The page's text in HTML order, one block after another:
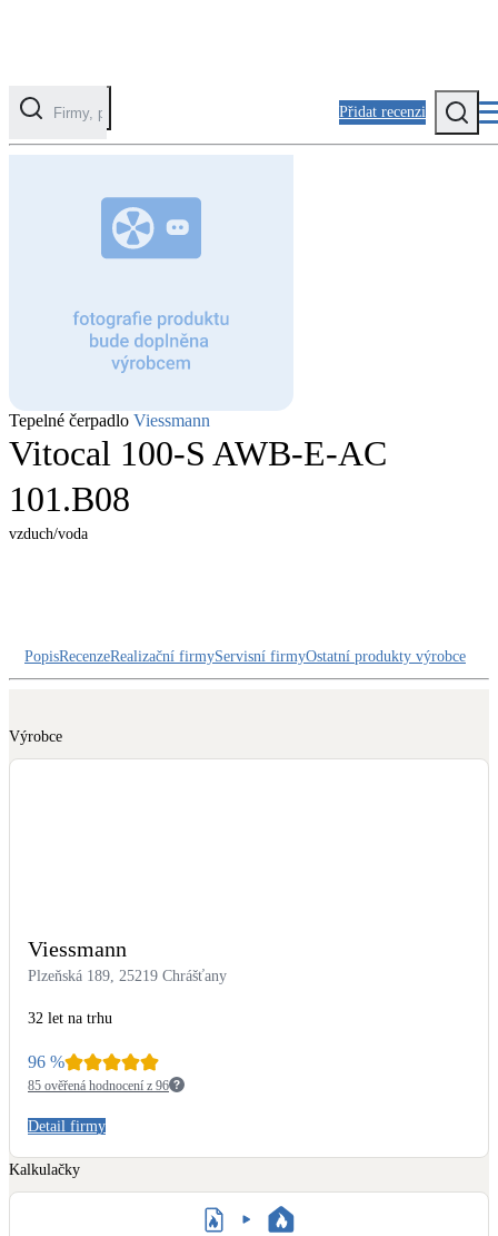
Přidat recenzi
Fotovoltaika
Solární ohřev vody
Tepelná čerpadla
Klimatizace pro vytápění
Zateplení
Obálka budovy
Klimatizace
Tepelné čerpadlo Viessmann
Vitocal 100-S AWB-E-AC
101.B08
vzduch/voda
PopisRecenzeRealizační firmyServisní firmyOstatní produkty výrobce
Výrobce
Viessmann
Plzeňská 189, 25219 Chrášťany
32 let na trhu
96 %
85 ověřená hodnocení z 96
Detail firmy
Kalkulačky